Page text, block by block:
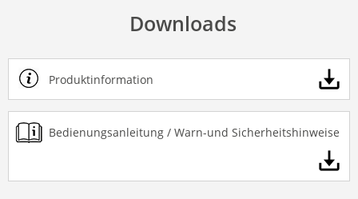
Downloads
Produktinformation
Bedienungsanleitung / Warn-und Sicherheitshinweise